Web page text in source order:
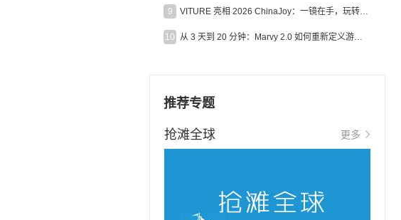
9 VITURE 亮相 2026 ChinaJoy：一镜在手，玩转全场！
10 从 3 天到 20 分钟：Marvy 2.0 如何重新定义游戏出海营销效率？
推荐专题
抢滩全球 更多